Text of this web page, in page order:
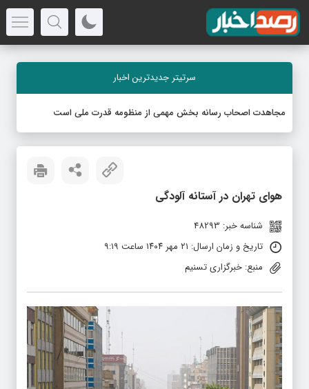
سرتیتر جدیدترین اخبار
مجاهدت اصحاب رسانه بخش مهمی از منظومه قدرت ملی است
هوای تهران در آستانه آلودگی
شناسه خبر: 48293
تاریخ و زمان ارسال: ۲۱ مهر ۱۴۰۴ ساعت ۹:۱۹
منبع: خبرگزاری تسنیم